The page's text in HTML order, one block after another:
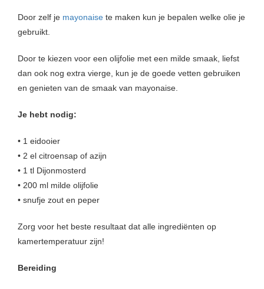
Door zelf je mayonaise te maken kun je bepalen welke olie je
gebruikt.
Door te kiezen voor een olijfolie met een milde smaak, liefst
dan ook nog extra vierge, kun je de goede vetten gebruiken
en genieten van de smaak van mayonaise.
Je hebt nodig:
• 1 eidooier
• 2 el citroensap of azijn
• 1 tl Dijonmosterd
• 200 ml milde olijfolie
• snufje zout en peper
Zorg voor het beste resultaat dat alle ingrediënten op
kamertemperatuur zijn!
Bereiding
gebruikt
te
website-
van